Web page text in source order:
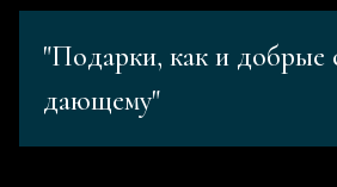
"Подарки, как и добрые
дающему"